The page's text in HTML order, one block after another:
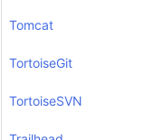
Tomcat
TortoiseGit
TortoiseSVN